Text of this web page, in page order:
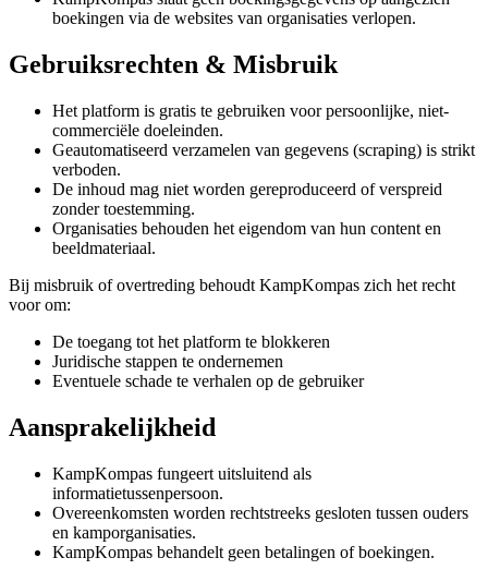
boekingen via de websites van organisaties verlopen.
Gebruiksrechten & Misbruik
Het platform is gratis te gebruiken voor persoonlijke, niet-
commerciële doeleinden.
Geautomatiseerd verzamelen van gegevens (scraping) is strikt
verboden.
De inhoud mag niet worden gereproduceerd of verspreid
zonder toestemming.
Organisaties behouden het eigendom van hun content en
beeldmateriaal.
Bij misbruik of overtreding behoudt KampKompas zich het recht
voor om:
De toegang tot het platform te blokkeren
Juridische stappen te ondernemen
Eventuele schade te verhalen op de gebruiker
Aansprakelijkheid
KampKompas fungeert uitsluitend als
informatietussenpersoon.
Overeenkomsten worden rechtstreeks gesloten tussen ouders
en kamporganisaties.
KampKompas behandelt geen betalingen of boekingen.